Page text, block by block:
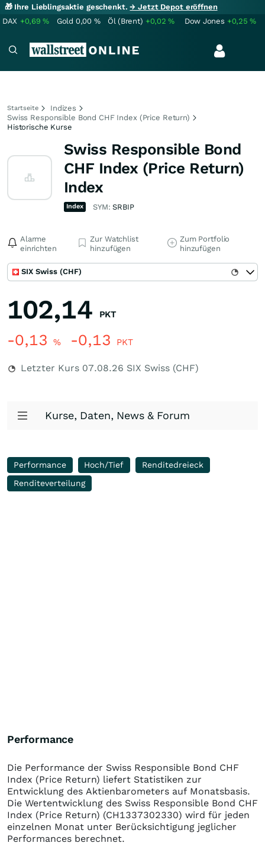
🎁 Ihre Lieblingsaktie geschenkt.→ Jetzt Depot eröffnen
DAX +0,69% Gold 0,00 % Öl (Brent) +0,02% Dow Jones +0,25%
Startseite
Indizes
Swiss Responsible Bond CHF Index (Price Return)
Historische Kurse
Swiss Responsible Bond
CHF Index (Price Return)
Index
Index SYM:SRBIP
Alarme
einrichten
Zur Watchlist
hinzufügen
Zum Portfolio
hinzufügen
SIX Swiss (CHF)
102,14 PKT
-0,13 % -0,13 PKT
Letzter Kurs 07.08.26 SIX Swiss (CHF)
Kurse, Daten, News & Forum
Performance Hoch/Tief
Renditedreieck
Renditeverteilung
Performance
Die Performance der Swiss Responsible Bond CHF
Index (Price Return) liefert Statistiken zur
Entwicklung des Aktienbarometers auf Monatsbasis.
Die Wertentwicklung des Swiss Responsible Bond CHF
Index (Price Return) (CH1337302330) wird für jeden
einzelnen Monat unter Berücksichtigung jeglicher
Performances berechnet.